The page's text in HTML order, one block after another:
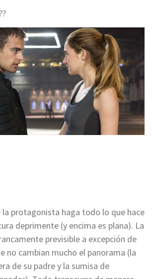
la protagonista haga todo lo que hace
deprimente (y encima es plana). La
previsible a excepción de
no cambian mucho el panorama (la
de su padre y la sumisa de